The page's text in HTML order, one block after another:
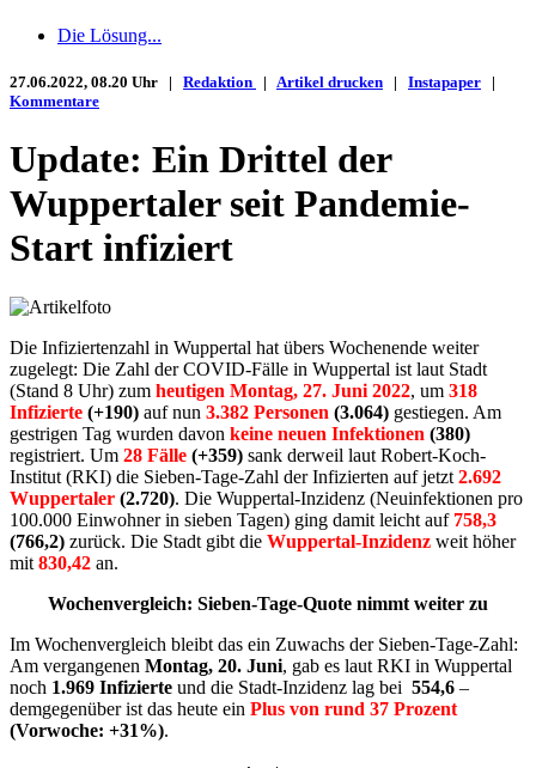
Die Lösung...
27.06.2022, 08.20 Uhr | Redaktion | Artikel drucken | Instapaper |
Kommentare
Update: Ein Drittel der
Wuppertaler seit Pandemie-
Start infiziert
Die Infiziertenzahl in Wuppertal hat übers Wochenende weiter
zugelegt: Die Zahl der COVID-Fälle in Wuppertal ist laut Stadt
(Stand 8 Uhr) zum heutigen Montag, 27. Juni 2022, um 318
Infizierte (+190) auf nun 3.382 Personen (3.064) gestiegen. Am
gestrigen Tag wurden davon keine neuen Infektionen (380)
registriert. Um 28 Fälle (+359) sank derweil laut Robert-Koch-
Institut (RKI) die Sieben-Tage-Zahl der Infizierten auf jetzt 2.692
Wuppertaler (2.720). Die Wuppertal-Inzidenz (Neuinfektionen pro
100.000 Einwohner in sieben Tagen) ging damit leicht auf 758,3
(766,2) zurück. Die Stadt gibt die Wuppertal-Inzidenz weit höher
mit 830,42 an.
Wochenvergleich: Sieben-Tage-Quote nimmt weiter zu
Im Wochenvergleich bleibt das ein Zuwachs der Sieben-Tage-Zahl:
Am vergangenen Montag, 20. Juni, gab es laut RKI in Wuppertal
noch 1.969 Infizierte und die Stadt-Inzidenz lag bei 554,6 –
demgegenüber ist das heute ein Plus von rund 37 Prozent
(Vorwoche: +31%).